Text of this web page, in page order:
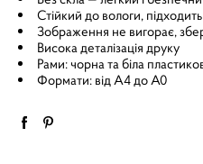
Стійкий до вологи,
Зображення не вигорає,
Висока деталізація друку
Рами: чорна та біла
Формати: від A4 до A0